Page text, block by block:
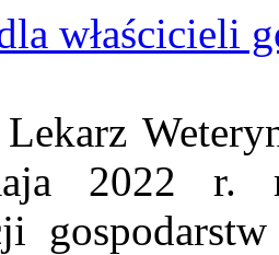
właścicieli
2022 r.